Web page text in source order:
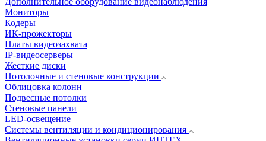
Мониторы
Кодеры
ИК-прожекторы
Платы видеозахвата
IP-видеосерверы
Жесткие диски
Потолочные и стеновые конструкции
Облицовка колонн
Подвесные потолки
Стеновые панели
LED-освещение
Системы вентиляции и кондиционирования